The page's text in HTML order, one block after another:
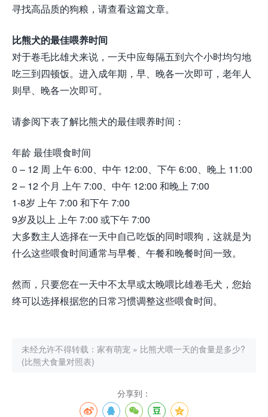
寻找高品质的狗粮，请查看这篇文章。
比熊犬的最佳喂养时间
对于卷毛比雄犬来说，一天中应每隔五到六个小时均匀地
吃三到四顿饭。进入成年期，早、晚各一次即可，老年人
则早、晚各一次即可。
请参阅下表了解比熊犬的最佳喂养时间：
年龄 最佳喂食时间
0 – 12 周 上午 6:00、中午 12:00、下午 6:00、晚上 11:00
2 – 12 个月 上午 7:00、中午 12:00 和晚上 7:00
1-8岁 上午 7:00 和下午 7:00
9岁及以上 上午 7:00 或下午 7:00
大多数主人选择在一天中自己吃饭的同时喂狗，这就是为
什么这些喂食时间通常与早餐、午餐和晚餐时间一致。
然而，只要您在一天中不太早或太晚喂比雄卷毛犬，您始
终可以选择根据您的日常习惯调整这些喂食时间。
未经允许不得转载： 家有萌宠 » 比熊犬喂一天的食量是多少?
(比熊犬食量对照表)
分享到：